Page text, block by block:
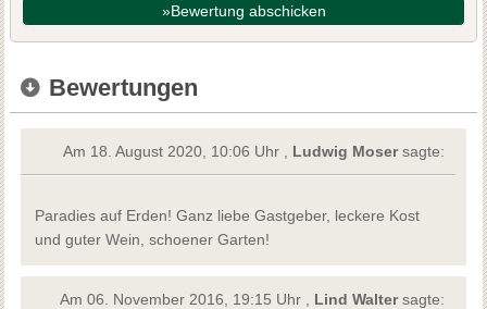
»Bewertung abschicken
Bewertungen
Am 18. August 2020, 10:06 Uhr , Ludwig Mosersagte:
Paradies auf Erden! Ganz liebe Gastgeber, leckere Kost
und guter Wein, schoener Garten!
Am 06. November 2016, 19:15 Uhr , Lind Waltersagte: